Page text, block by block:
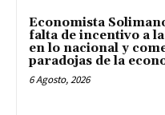
Economista
falta de incentivo a
en lo nacional y
paradojas de la
6 Agosto, 2026